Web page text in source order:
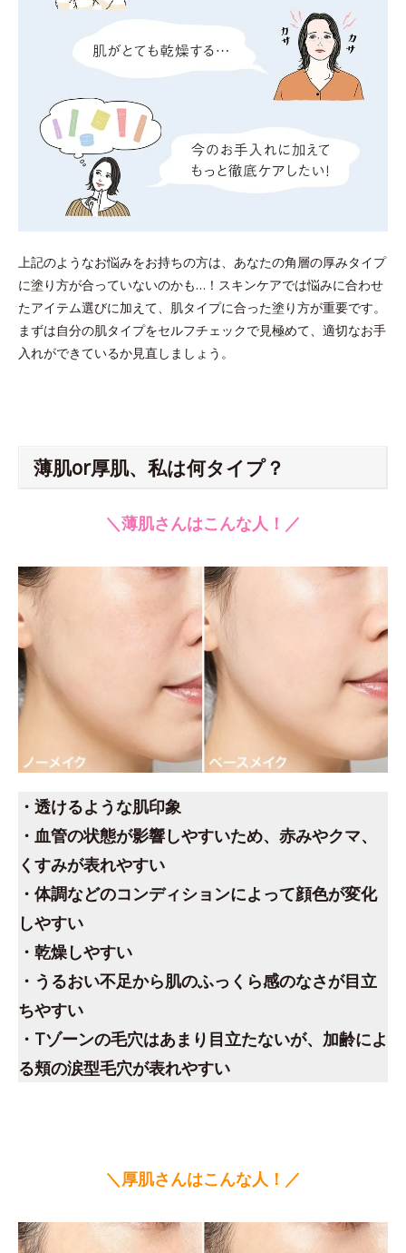
上記のようなお悩みをお持ちの方は、あなたの角層の厚みタイプ
に塗り方が合っていないのかも…！スキンケアでは悩みに合わせ
たアイテム選びに加えて、肌タイプに合った塗り方が重要です。
まずは自分の肌タイプをセルフチェックで見極めて、適切なお手
入れができているか見直しましょう。
薄肌or厚肌、私は何タイプ？
＼薄肌さんはこんな人！／
・透けるような肌印象
・血管の状態が影響しやすいため、赤みやクマ、
くすみが表れやすい
・体調などのコンディションによって顔色が変化
しやすい
・乾燥しやすい
・うるおい不足から肌のふっくら感のなさが目立
ちやすい
・Tゾーンの毛穴はあまり目立たないが、加齢によ
る頬の涙型毛穴が表れやすい
＼厚肌さんはこんな人！／